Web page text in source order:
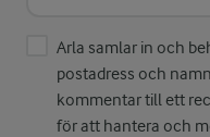
Arla samlar in och
postadress och
kommentar till ett
för att hantera och